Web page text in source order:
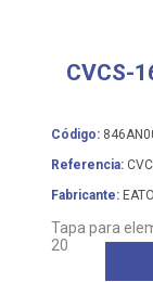
CVCS-
Código:
Referencia:
Fabricante:
Tapa para
20